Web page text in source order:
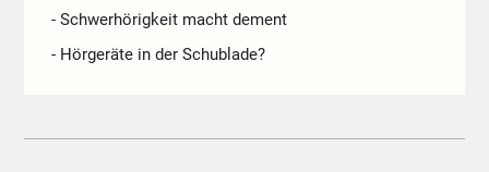
- Schwerhörigkeit macht dement
- Hörgeräte in der Schublade?